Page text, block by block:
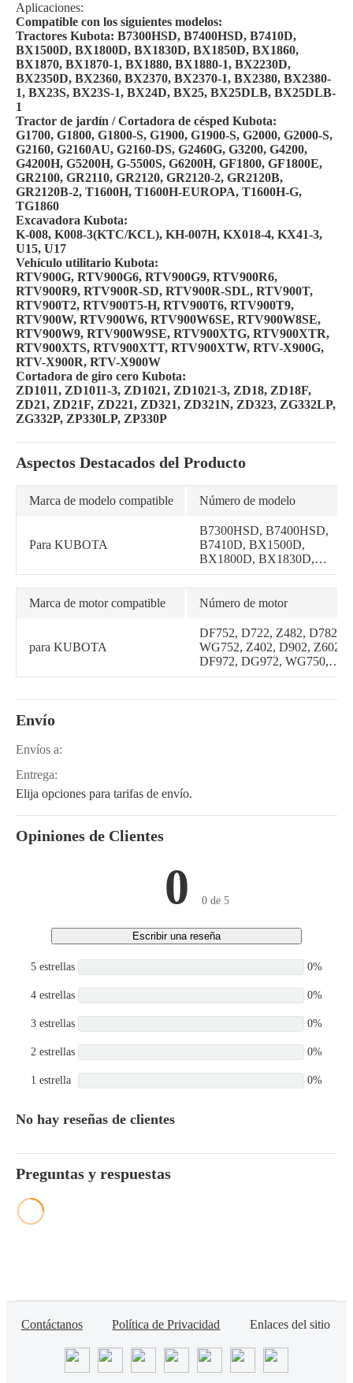
Aplicaciones:
Compatible con los siguientes modelos:
Tractores Kubota: B7300HSD, B7400HSD, B7410D,
BX1500D, BX1800D, BX1830D, BX1850D, BX1860,
BX1870, BX1870-1, BX1880, BX1880-1, BX2230D,
BX2350D, BX2360, BX2370, BX2370-1, BX2380, BX2380-
1, BX23S, BX23S-1, BX24D, BX25, BX25DLB, BX25DLB-
1
Tractor de jardín / Cortadora de césped Kubota:
G1700, G1800, G1800-S, G1900, G1900-S, G2000, G2000-S,
G2160, G2160AU, G2160-DS, G2460G, G3200, G4200,
G4200H, G5200H, G-5500S, G6200H, GF1800, GF1800E,
GR2100, GR2110, GR2120, GR2120-2, GR2120B,
GR2120B-2, T1600H, T1600H-EUROPA, T1600H-G,
TG1860
Excavadora Kubota:
K-008, K008-3(KTC/KCL), KH-007H, KX018-4, KX41-3,
U15, U17
Vehículo utilitario Kubota:
RTV900G, RTV900G6, RTV900G9, RTV900R6,
RTV900R9, RTV900R-SD, RTV900R-SDL, RTV900T,
RTV900T2, RTV900T5-H, RTV900T6, RTV900T9,
RTV900W, RTV900W6, RTV900W6SE, RTV900W8SE,
RTV900W9, RTV900W9SE, RTV900XTG, RTV900XTR,
RTV900XTS, RTV900XTT, RTV900XTW, RTV-X900G,
RTV-X900R, RTV-X900W
Cortadora de giro cero Kubota:
ZD1011, ZD1011-3, ZD1021, ZD1021-3, ZD18, ZD18F,
ZD21, ZD21F, ZD221, ZD321, ZD321N, ZD323, ZG332LP,
ZG332P, ZP330LP, ZP330P
Aspectos Destacados del Producto
Marca de modelo compatible Número de modelo
Para KUBOTA
B7300HSD, B7400HSD,
B7410D, BX1500D,
BX1800D, BX1830D,
BX1850D, BX1860,
BX1870, BX1870-1,
BX1880, BX1880-1,
BX2360, BX2370,
BX2370-1, BX2380,
BX2380-1, BX23S, BX23S-
ZD1011, ZD1011-3,
Marca de motor compatible Número de motor
para KUBOTA
DF752, D722, Z482, D782,
WG752, Z402, D902, Z602,
DF972, DG972, WG750,
WG972
Envío
Envíos a:
Entrega:
Elija opciones para tarifas de envío.
Opiniones de Clientes
0 0 de 5
Escribir una reseña
5 estrellas 0%
4 estrellas 0%
3 estrellas 0%
2 estrellas 0%
1 estrella 0%
No hay reseñas de clientes
Preguntas y respuestas
Contáctanos Política de Privacidad Enlaces del sitio